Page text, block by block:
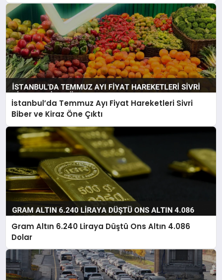
İstanbul’da Temmuz Ayı Fiyat Hareketleri Sivri
Biber ve Kiraz Öne Çıktı
Gram Altın 6.240 Liraya Düştü Ons Altın 4.086
Dolar